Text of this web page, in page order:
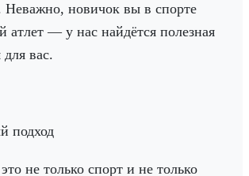
Неважно, новичок вы в спорте
атлет — у нас найдётся полезная
вас.
подход
не только спорт и не только